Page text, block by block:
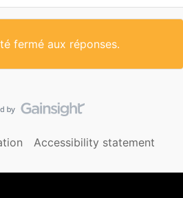
fermé aux réponses.
Accessibility statement